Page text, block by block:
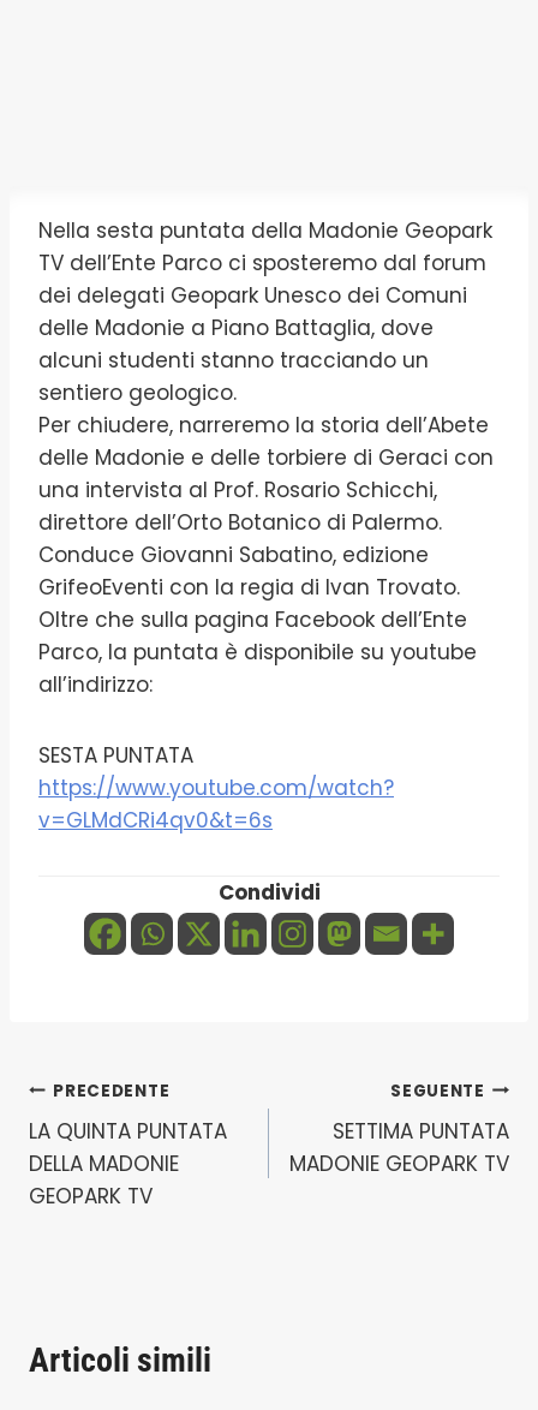
Nella sesta puntata della Madonie Geopark
TV dell’Ente Parco ci sposteremo dal forum
dei delegati Geopark Unesco dei Comuni
delle Madonie a Piano Battaglia, dove
alcuni studenti stanno tracciando un
sentiero geologico.
Per chiudere, narreremo la storia dell’Abete
delle Madonie e delle torbiere di Geraci con
una intervista al Prof. Rosario Schicchi,
direttore dell’Orto Botanico di Palermo.
Conduce Giovanni Sabatino, edizione
GrifeoEventi con la regia di Ivan Trovato.
Oltre che sulla pagina Facebook dell’Ente
Parco, la puntata è disponibile su youtube
all’indirizzo:
SESTA PUNTATA
https://www.youtube.com/watch?
v=GLMdCRi4qv0&t=6s
Condividi
Navigazione
articoli
PRECEDENTE
LA QUINTA PUNTATA
DELLA MADONIE
GEOPARK TV
SEGUENTE
SETTIMA PUNTATA
MADONIE GEOPARK TV
Articoli simili